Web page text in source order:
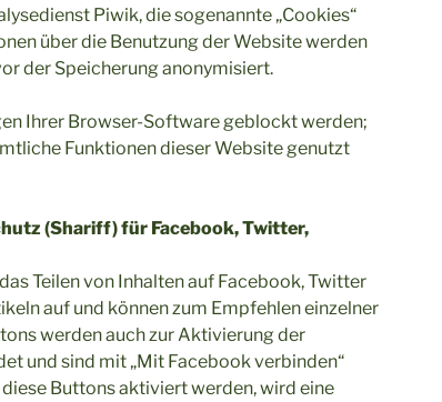
Piwik, die sogenannte „Cookies“
über die Benutzung der Website werden
der Speicherung anonymisiert.
Ihrer Browser-Software geblockt werden;
Funktionen dieser Website genutzt
(Shariff) für Facebook, Twitter,
Teilen von Inhalten auf Facebook, Twitter
auf und können zum Empfehlen einzelner
werden auch zur Aktivierung der
und sind mit „Mit Facebook verbinden“
Buttons aktiviert werden, wird eine